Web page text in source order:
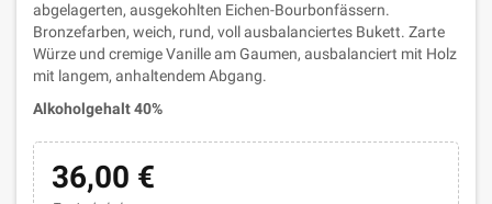
abgelagerten, ausgekohlten Eichen-Bourbonfässern.
Bronzefarben, weich, rund, voll ausbalanciertes Bukett. Zarte
Würze und cremige Vanille am Gaumen, ausbalanciert mit Holz
mit langem, anhaltendem Abgang.
Alkoholgehalt 40%
36,00 €